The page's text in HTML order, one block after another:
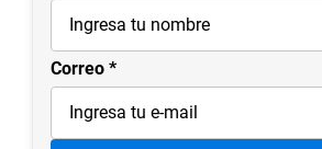
Correo